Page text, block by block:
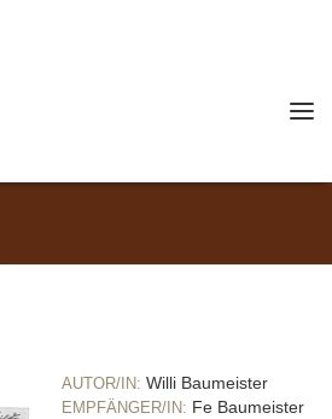
AUTOR/IN: Willi Baumeister
EMPFÄNGER/IN: Fe Baumeister